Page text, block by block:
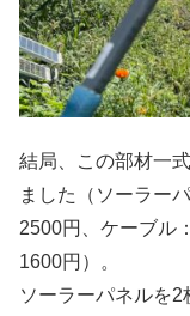
結局、この部材一
ました（ソーラー
2500円、ケーブル
1600円）。
ソーラーパネルを